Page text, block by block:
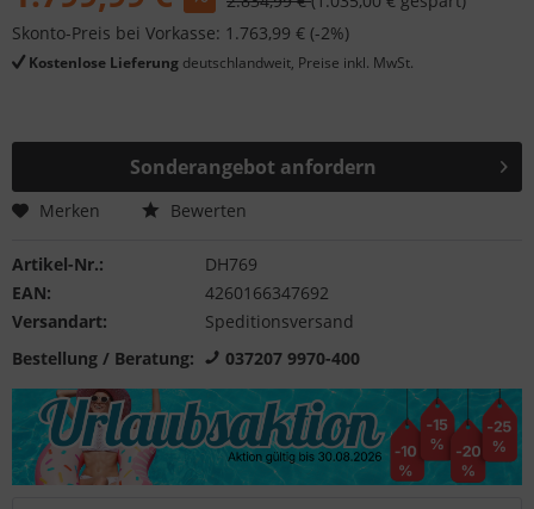
Skonto-Preis bei Vorkasse: 1.763,99 € (-2%)
Kostenlose Lieferung deutschlandweit, Preise inkl. MwSt.
Sonderangebot anfordern
Merken Bewerten
Artikel-Nr.:
DH769
EAN:
4260166347692
Versandart:
Speditionsversand
Bestellung / Beratung:
037207 9970-400